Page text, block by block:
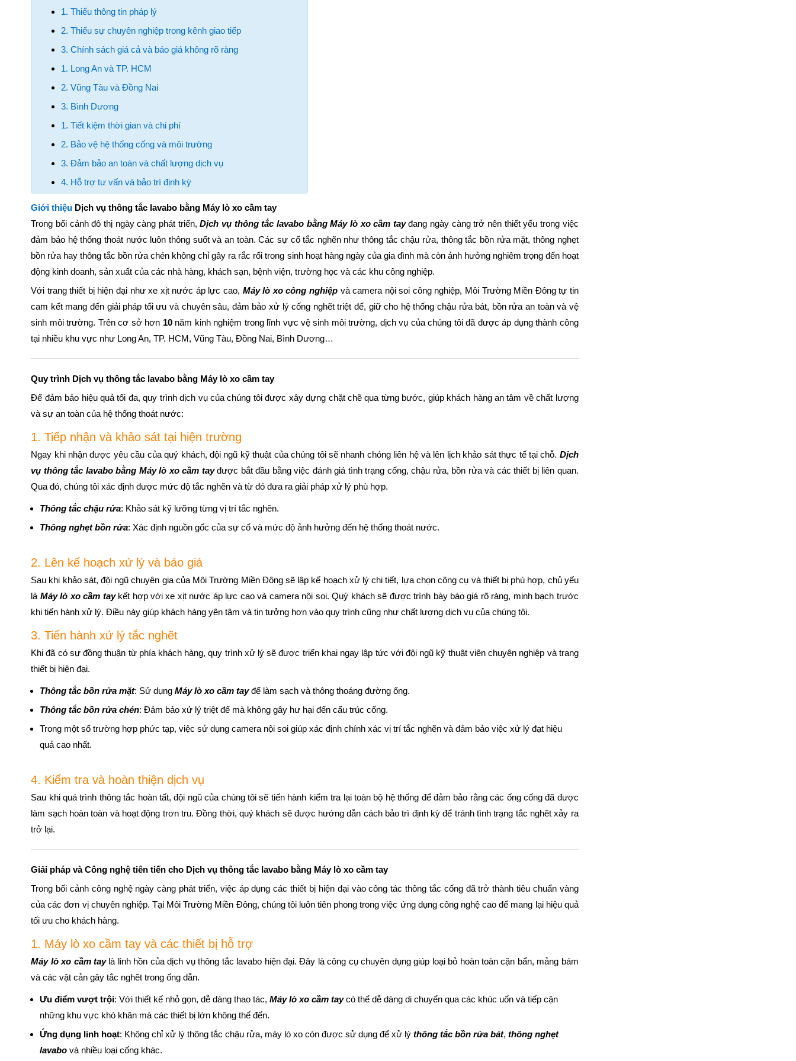
1. Thiếu thông tin pháp lý
2. Thiếu sự chuyên nghiệp trong kênh giao tiếp
3. Chính sách giá cả và báo giá không rõ ràng
1. Long An và TP. HCM
2. Vũng Tàu và Đồng Nai
3. Bình Dương
1. Tiết kiệm thời gian và chi phí
2. Bảo vệ hệ thống cống và môi trường
3. Đảm bảo an toàn và chất lượng dịch vụ
4. Hỗ trợ tư vấn và bảo trì định kỳ
Giới thiệu Dịch vụ thông tắc lavabo bằng Máy lò xo cầm tay
Trong bối cảnh đô thị ngày càng phát triển,Dịch vụ thông tắc lavabo bằng Máy lò xo cầm tayđang ngày càng trở nên thiết yếu trong việc
đảm bảo hệ thống thoát nước luôn thông suốt và an toàn. Các sự cố tắc nghẽn như thông tắc chậu rửa, thông tắc bồn rửa mặt, thông nghẹt
bồn rửa hay thông tắc bồn rửa chén không chỉ gây ra rắc rối trong sinh hoạt hàng ngày của gia đình mà còn ảnh hưởng nghiêm trọng đến hoạt
động kinh doanh, sản xuất của các nhà hàng, khách sạn, bệnh viện, trường học và các khu công nghiệp.
Với trang thiết bị hiện đại như xe xịt nước áp lực cao, Máy lò xo công nghiệpvà camera nội soi công nghiệp, Môi Trường Miền Đông tự tin
cam kết mang đến giải pháp tối ưu và chuyên sâu, đảm bảo xử lý cống nghẽt triệt để, giữ cho hệ thống chậu rửa bát, bồn rửa an toàn và vệ
sinh môi trường. Trên cơ sở hơn 10năm kinh nghiệm trong lĩnh vực vệ sinh môi trường, dịch vụ của chúng tôi đã được áp dụng thành công
tại nhiều khu vực như Long An, TP. HCM, Vũng Tàu, Đồng Nai, Bình Dương…
Quy trình Dịch vụ thông tắc lavabo bằng Máy lò xo cầm tay
Để đảm bảo hiệu quả tối đa, quy trình dịch vụ của chúng tôi được xây dựng chặt chẽ qua từng bước, giúp khách hàng an tâm về chất lượng
và sự an toàn của hệ thống thoát nước:
1. Tiếp nhận và khảo sát tại hiện trường
Ngay khi nhận được yêu cầu của quý khách, đội ngũ kỹ thuật của chúng tôi sẽ nhanh chóng liên hệ và lên lịch khảo sát thực tế tại chỗ. Dịch
vụ thông tắc lavabo bằng Máy lò xo cầm tayđược bắt đầu bằng việc đánh giá tình trạng cống, chậu rửa, bồn rửa và các thiết bị liên quan.
Qua đó, chúng tôi xác định được mức độ tắc nghẽn và từ đó đưa ra giải pháp xử lý phù hợp.
Thông tắc chậu rửa: Khảo sát kỹ lưỡng từng vị trí tắc nghẽn.
Thông nghẹt bồn rửa: Xác định nguồn gốc của sự cố và mức độ ảnh hưởng đến hệ thống thoát nước.
2. Lên kế hoạch xử lý và báo giá
Sau khi khảo sát, đội ngũ chuyên gia của Môi Trường Miền Đông sẽ lập kế hoạch xử lý chi tiết, lựa chọn công cụ và thiết bị phù hợp, chủ yếu
là Máy lò xo cầm taykết hợp với xe xịt nước áp lực cao và camera nội soi. Quý khách sẽ được trình bày báo giá rõ ràng, minh bạch trước
khi tiến hành xử lý. Điều này giúp khách hàng yên tâm và tin tưởng hơn vào quy trình cũng như chất lượng dịch vụ của chúng tôi.
3. Tiến hành xử lý tắc nghẽt
Khi đã có sự đồng thuận từ phía khách hàng, quy trình xử lý sẽ được triển khai ngay lập tức với đội ngũ kỹ thuật viên chuyên nghiệp và trang
thiết bị hiện đại.
Thông tắc bồn rửa mặt: Sử dụngMáy lò xo cầm tayđể làm sạch và thông thoáng đường ống.
Thông tắc bồn rửa chén: Đảm bảo xử lý triệt để mà không gây hư hại đến cấu trúc cống.
Trong một số trường hợp phức tạp, việc sử dụng camera nội soi giúp xác định chính xác vị trí tắc nghẽn và đảm bảo việc xử lý đạt hiệu
quả cao nhất.
4. Kiểm tra và hoàn thiện dịch vụ
Sau khi quá trình thông tắc hoàn tất, đội ngũ của chúng tôi sẽ tiến hành kiểm tra lại toàn bộ hệ thống để đảm bảo rằng các ống cống đã được
làm sạch hoàn toàn và hoạt động trơn tru. Đồng thời, quý khách sẽ được hướng dẫn cách bảo trì định kỳ để tránh tình trạng tắc nghẽt xảy ra
trở lại.
Giải pháp và Công nghệ tiên tiến cho Dịch vụ thông tắc lavabo bằng Máy lò xo cầm tay
Trong bối cảnh công nghệ ngày càng phát triển, việc áp dụng các thiết bị hiện đại vào công tác thông tắc cống đã trở thành tiêu chuẩn vàng
của các đơn vị chuyên nghiệp. Tại Môi Trường Miền Đông, chúng tôi luôn tiên phong trong việc ứng dụng công nghệ cao để mang lại hiệu quả
tối ưu cho khách hàng.
1. Máy lò xo cầm tay và các thiết bị hỗ trợ
Máy lò xo cầm taylà linh hồn của dịch vụ thông tắc lavabo hiện đại. Đây là công cụ chuyên dụng giúp loại bỏ hoàn toàn cặn bẩn, mảng bám
và các vật cản gây tắc nghẽt trong ống dẫn.
Ưu điểm vượt trội: Với thiết kế nhỏ gọn, dễ dàng thao tác,Máy lò xo cầm taycó thể dễ dàng di chuyển qua các khúc uốn và tiếp cận
những khu vực khó khăn mà các thiết bị lớn không thể đến.
Ứng dụng linh hoạt: Không chỉ xử lý thông tắc chậu rửa, máy lò xo còn được sử dụng để xử lýthông tắc bồn rửa bát,thông nghẹt
lavabo và nhiều loại cống khác.